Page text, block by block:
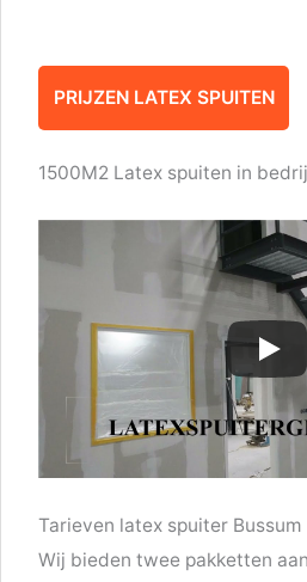
PRIJZEN LATEX SPUITEN
1500M2 Latex spuiten in
Tarieven latex spuiter Bussum
Wij bieden twee pakketten